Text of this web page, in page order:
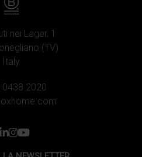
social media e analizzare il
partner che si occupano
e social media, i quali
altre informazioni che hai
nei Lager, 1
(TV)
Italy
0438 2020
instagram
youtube